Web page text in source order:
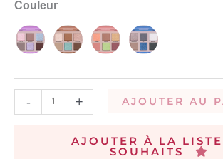
Couleur
- + AJOUTER AU
AJOUTER À LA
SOUHAITS